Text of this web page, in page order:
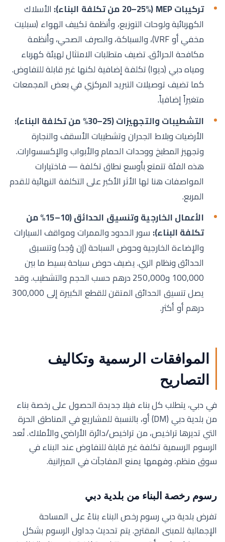
تركيبات MEP (20–25% من تكلفة البناء):
الأسلاك
الكهربائية ولوحات التوزيع، وأنظمة تكييف الهواء (سبليت
مخفي أو VRF)، والسباكة، والصرف الصحي، وأنظمة
مكافحة الحرائق. تضيف متطلبات الامتثال لهيئة كهرباء
ومياه دبي (ديوا) تكلفة إضافية لكنها غير قابلة للتفاوض.
كما تضيف توصيلات التبريد المركزي في بعض المجمعات
متغيراً إضافياً.
التشطيبات والتجهيزات (25–30% من تكلفة البناء):
الأرضيات وبلاط الجدران وتشطيبات الأسقف والنجارة
وتجهيز المطبخ ووحدات الحمام والأبواب والإكسسوارات.
هذه الفئة تتمتع بأوسع نطاق تكلفة — فاختيارات
المواصفات هنا لها الأثر الأكبر على التكلفة النهائية للقدم
المربع.
الأعمال الخارجية وتنسيق الحدائق (10–15% من
تكلفة البناء): سور الحدود والممرات ومواقف السيارات
والإضاءة الخارجية وحوض السباحة (إن وُجد) وتنسيق
الحدائق ونظام الري. يضيف حوض سباحة بسيط ما بين
100,000 و250,000 درهم حسب الحجم والتشطيب. وقد
يصل تنسيق الحدائق المتقن للقطع الكبيرة إلى 300,000
درهم أو أكثر.
الموافقات الرسمية وتكاليف
التصاريح
في دبي، يتطلب كل بناء فيلا جديدة الحصول على رخصة بناء
من بلدية دبي (DM) أو، بالنسبة للمشاريع في المناطق الحرة
التي تديرها تراخيص، من تراخيص/دائرة الأراضي والأملاك. تُعد
الرسوم الرسمية تكلفة غير قابلة للتفاوض عند البناء في
سوق منظم، وفهمها يمنع المفاجآت في الميزانية.
رسوم رخصة البناء من بلدية دبي
تفرض بلدية دبي رسوم رخص البناء بناءً على المساحة
الإجمالية للمبنى المقترح. يتم تحديث جداول الرسوم بشكل